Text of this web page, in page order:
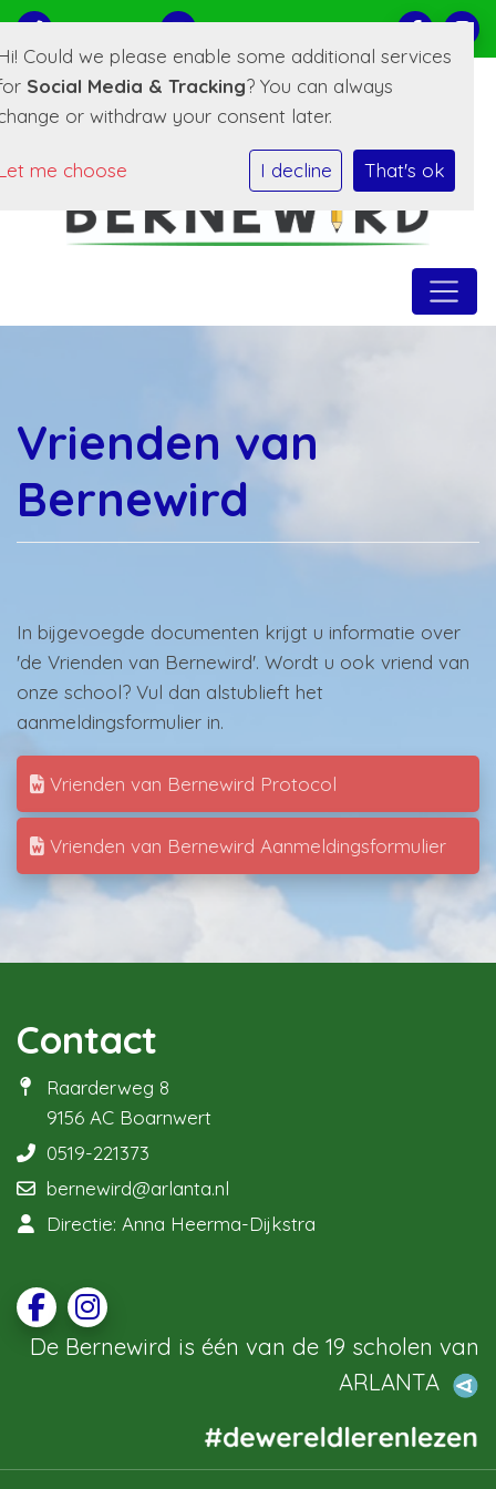
0519-221373 E-mailadres
Vrienden van
Bernewird
In bijgevoegde documenten krijgt u informatie over
'de Vrienden van Bernewird'. Wordt u ook vriend van
onze school? Vul dan alstublieft het
aanmeldingsformulier in.
Vrienden van Bernewird Protocol
Vrienden van Bernewird Aanmeldingsformulier
Contact
Raarderweg 8
9156 AC Boarnwert
0519-221373
bernewird@arlanta.nl
Directie: Anna Heerma-Dijkstra
De Bernewird is één van de 19 scholen van
ARLANTA
Could we please enable some additional services
Social Media & Tracking? You can always
or withdraw your consent later.
me choose I decline That's ok